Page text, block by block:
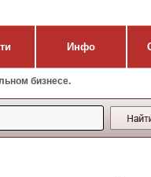
Инфо
бизнесе.